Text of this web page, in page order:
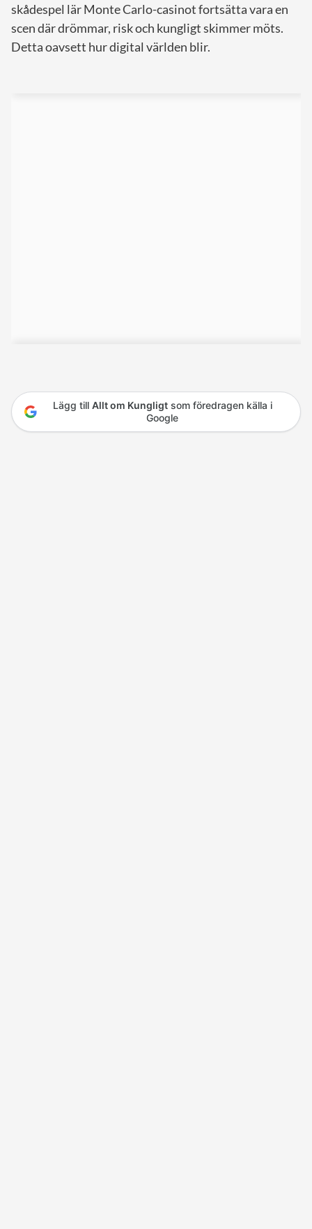
skådespel lär Monte Carlo-casinot fortsätta vara en
scen där drömmar, risk och kungligt skimmer möts.
Detta oavsett hur digital världen blir.
Lägg till Allt om Kungligtsom föredragen källa i
Google